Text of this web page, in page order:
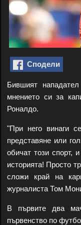
Сподели
Бившият
мнението си за
Роналдо.
"При него винаги
представяне или
обичат този спорт,
историята! Просто
сложи край на
журналиста Том
В първите два
първенство по